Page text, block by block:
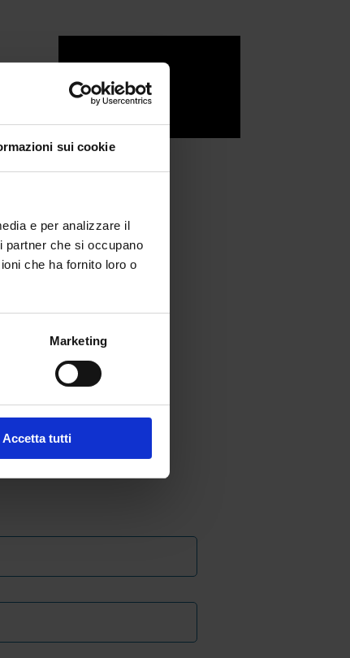
sui cookie
e per analizzare il
partner che si occupano
che ha fornito loro o
Marketing
Accetta tuttiformativa